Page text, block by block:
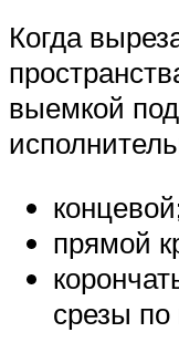
Когда
выемкой
прямой
срезы